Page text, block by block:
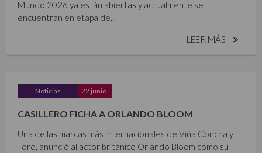
Mundo 2026 ya están abiertas y actualmente se
encuentran en etapa de...
LEER MÁS
Noticias 22 junio
CASILLERO FICHA A ORLANDO BLOOM
Una de las marcas más internacionales de Viña Concha y
Toro, anunció al actor británico Orlando Bloom como su